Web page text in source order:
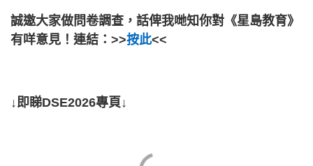
誠邀大家做問卷調查，話俾我哋知你對《星島教育》
有咩意見！連結：>>按此<<
↓即睇DSE2026專頁↓